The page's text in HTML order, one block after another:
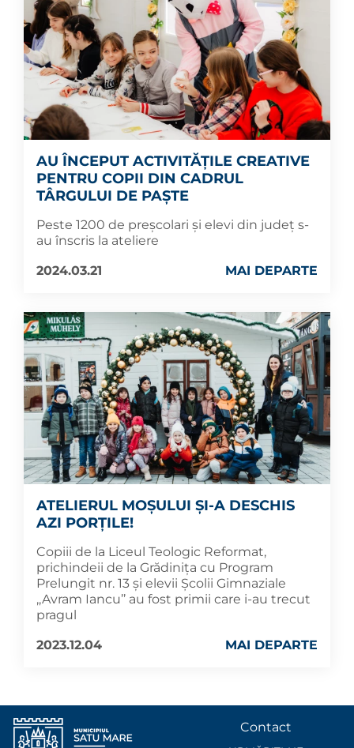
AU ÎNCEPUT ACTIVITĂȚILE CREATIVE
PENTRU COPII DIN CADRUL
TÂRGULUI DE PAȘTE
Peste 1200 de preșcolari și elevi din județ s-
au înscris la ateliere
2024.03.21
MAI DEPARTE
ATELIERUL MOȘULUI ȘI-A DESCHIS
AZI PORȚILE!
Copiii de la Liceul Teologic Reformat,
prichindeii de la Grădinița cu Program
Prelungit nr. 13 și elevii Școlii Gimnaziale
,,Avram Iancu’’ au fost primii care i-au trecut
pragul
2023.12.04
MAI DEPARTE
Contact